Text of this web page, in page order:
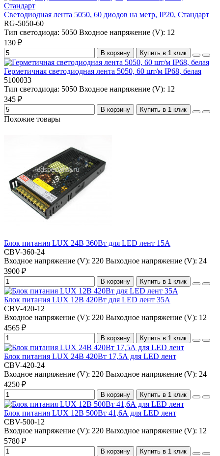
Светодиодная лента 5050, 60 диодов на метр, IP20, Стандарт
RG-5050-60
Тип светодиода: 5050 Входное напряжение (V): 12
130 ₽
В корзину Купить в 1 клик
Герметичная светодиодная лента 5050, 60 шт/м IP68, белая
5100033
Тип светодиода: 5050 Входное напряжение (V): 12
345 ₽
В корзину Купить в 1 клик
Похожие товары
Блок питания LUX 24В 360Вт для LED лент 15А
CBV-360-24
Входное напряжение (V): 220 Выходное напряжение (V): 24
3900 ₽
В корзину Купить в 1 клик
Блок питания LUX 12В 420Вт для LED лент 35А
CBV-420-12
Входное напряжение (V): 220 Выходное напряжение (V): 12
4565 ₽
В корзину Купить в 1 клик
Блок питания LUX 24В 420Вт 17,5А для LED лент
CBV-420-24
Входное напряжение (V): 220 Выходное напряжение (V): 24
4250 ₽
В корзину Купить в 1 клик
Блок питания LUX 12В 500Вт 41,6А для LED лент
CBV-500-12
Входное напряжение (V): 220 Выходное напряжение (V): 12
5780 ₽
В корзину Купить в 1 клик